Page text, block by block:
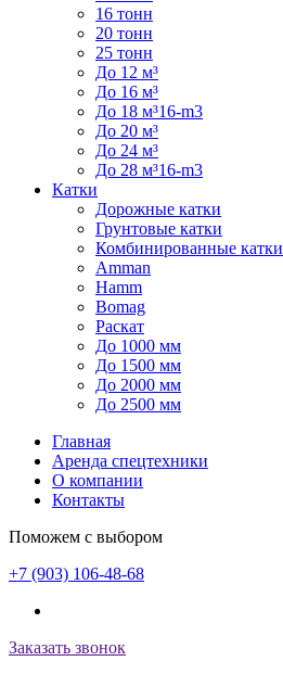
16 тонн
20 тонн
25 тонн
До 12 м³
До 16 м³
До 18 м³16-m3
До 20 м³
До 24 м³
До 28 м³16-m3
Катки
Дорожные катки
Грунтовые катки
Комбинированные катки
Amman
Hamm
Bomag
Раскат
До 1000 мм
До 1500 мм
До 2000 мм
До 2500 мм
Главная
Аренда спецтехники
О компании
Контакты
Поможем с выбором
+7 (903) 106-48-68
Заказать звонок